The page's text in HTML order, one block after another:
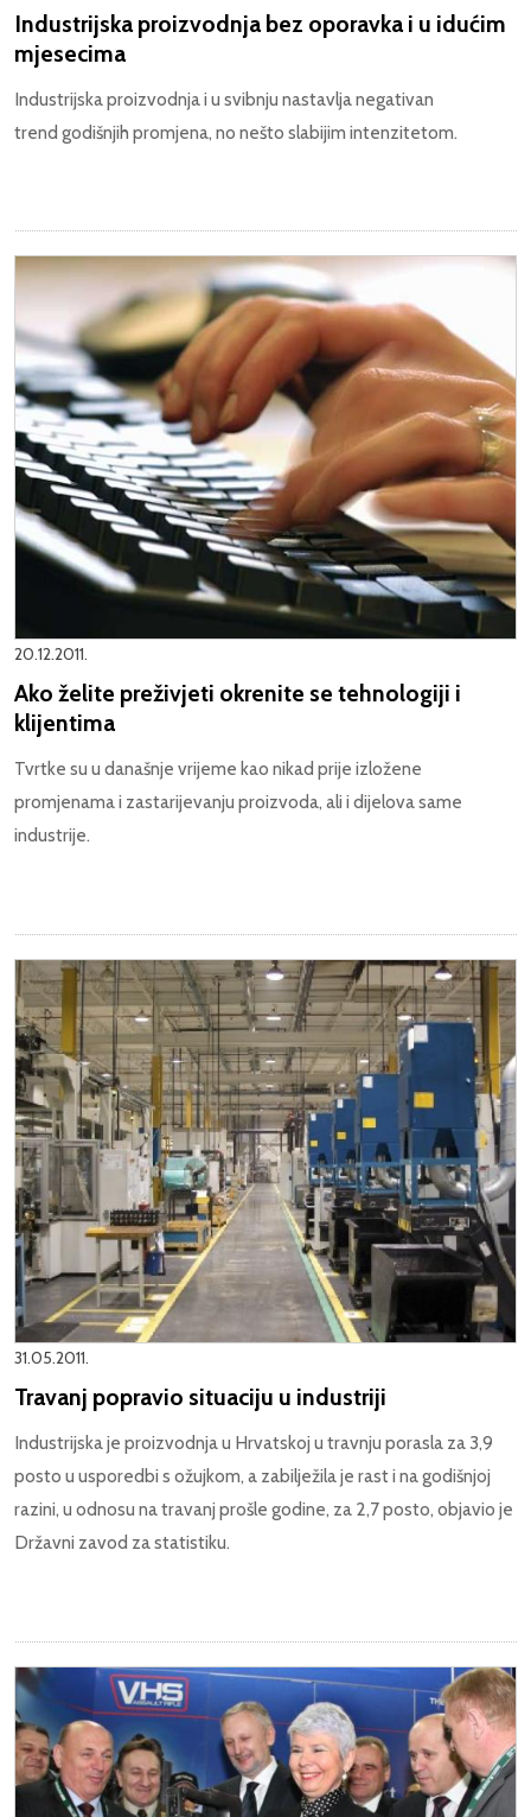
Industrijska proizvodnja bez oporavka i u idućim
mjesecima
Industrijska proizvodnja i u svibnju nastavlja negativan
trend godišnjih promjena, no nešto slabijim intenzitetom.
20.12.2011.
Ako želite preživjeti okrenite se tehnologiji i
klijentima
Tvrtke su u današnje vrijeme kao nikad prije izložene
promjenama i zastarijevanju proizvoda, ali i dijelova same
industrije.
31.05.2011.
Travanj popravio situaciju u industriji
Industrijska je proizvodnja u Hrvatskoj u travnju porasla za 3,9
posto u usporedbi s ožujkom, a zabilježila je rast i na godišnjoj
razini, u odnosu na travanj prošle godine, za 2,7 posto, objavio je
Državni zavod za statistiku.